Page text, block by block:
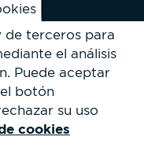
de terceros para
el análisis
Puede aceptar
botón
su uso
cookies